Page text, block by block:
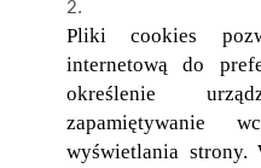
Pliki cookies
internetową do
określenie
zapamiętywanie
wyświetlania strony.